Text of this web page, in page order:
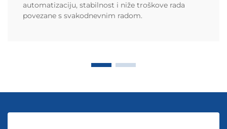
automatizaciju, stabilnost i niže troškove rada
povezane s svakodnevnim radom.